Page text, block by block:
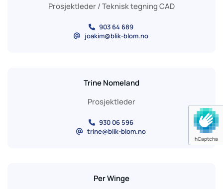
hCaptcha
Prosjektleder / Teknisk tegning CAD
 903 64 689
@ joakim@blik-blom.no
Trine Nomeland
Prosjektleder
 930 06 596
@ trine@blik-blom.no
Per Winge